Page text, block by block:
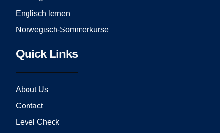
Englisch lernen
Norwegisch-Sommerkurse
Quick Links
About Us
Contact
Level Check